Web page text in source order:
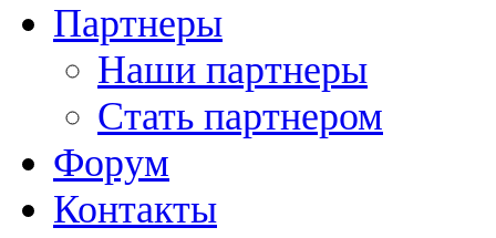
Партнеры
Наши партнеры
Стать партнером
Форум
Контакты